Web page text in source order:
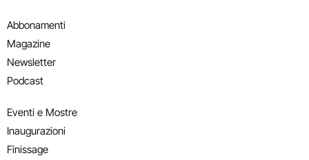
Abbonamenti
Magazine
Newsletter
Podcast
Eventi e Mostre
Inaugurazioni
Finissage